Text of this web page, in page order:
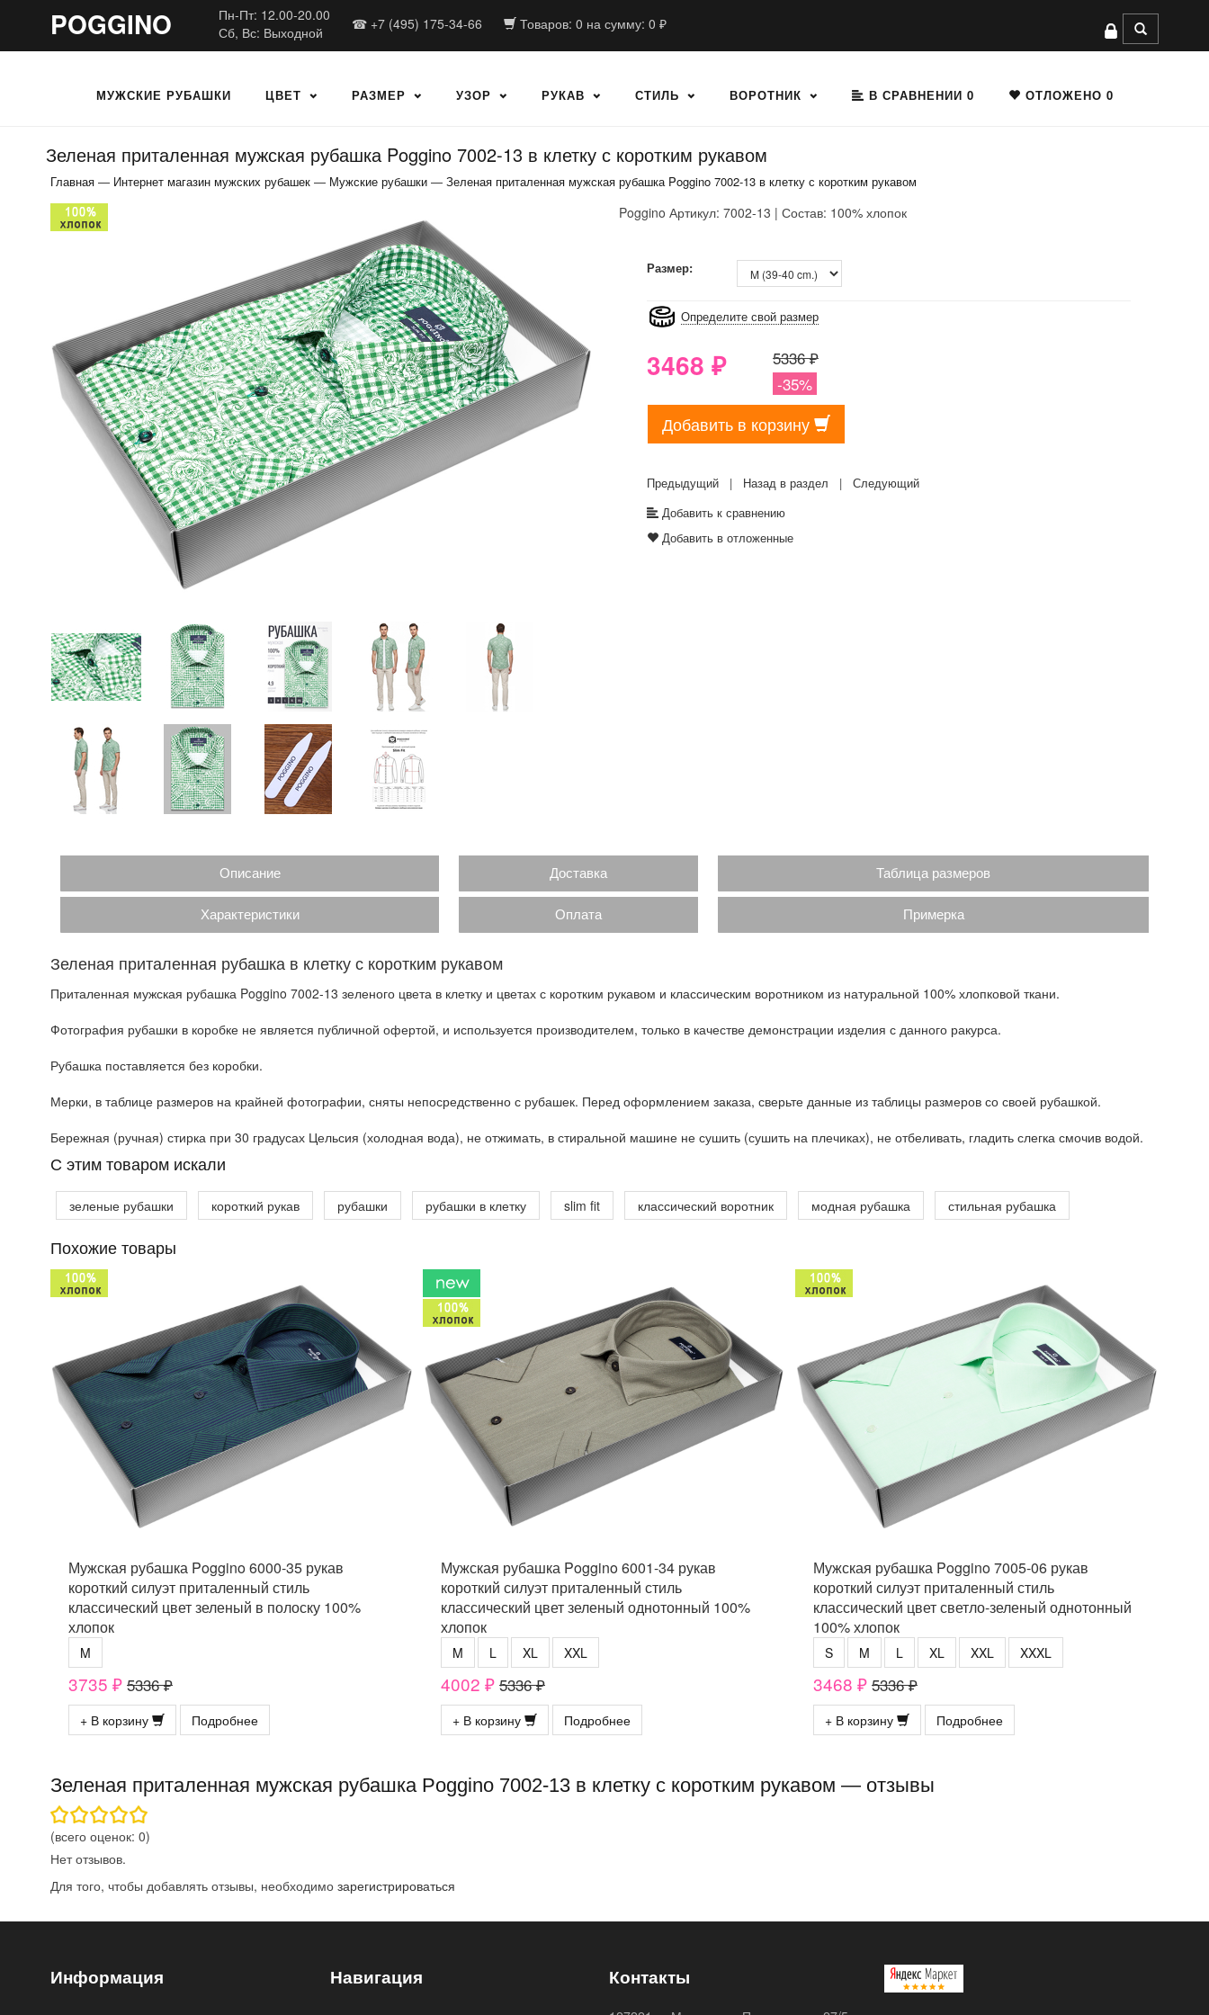
POGGINO
Пн-Пт: 12.00-20.00
Сб, Вс: Выходной
☎ +7 (495) 175-34-66 Товаров: 0 на сумму: 0 ₽
МУЖСКИЕ РУБАШКИ ЦВЕТ РАЗМЕР УЗОР РУКАВ СТИЛЬ ВОРОТНИК В СРАВНЕНИИ 0 ОТЛОЖЕНО 0
Зеленая приталенная мужская рубашка Poggino 7002-13 в клетку с коротким рукавом
Главная — Интернет магазин мужских рубашек — Мужские рубашки — Зеленая приталенная мужская рубашка Poggino 7002-13 в клетку с коротким рукавом
Poggino Артикул: 7002-13 | Состав: 100% хлопок
Размер:
Определите свой размер
3468 ₽
5336 ₽
-35%
Добавить в корзину
Предыдущий | Назад в раздел | Следующий
Добавить к сравнению
Добавить в отложенные
Описание Доставка Таблица размеров
Характеристики Оплата Примерка
Зеленая приталенная рубашка в клетку с коротким рукавом
Приталенная мужская рубашка Poggino 7002-13 зеленого цвета в клетку и цветах с коротким рукавом и классическим воротником из натуральной 100% хлопковой ткани.
Фотография рубашки в коробке не является публичной офертой, и используется производителем, только в качестве демонстрации изделия с данного ракурса.
Рубашка поставляется без коробки.
Мерки, в таблице размеров на крайней фотографии, сняты непосредственно с рубашек. Перед оформлением заказа, сверьте данные из таблицы размеров со своей рубашкой.
Бережная (ручная) стирка при 30 градусах Цельсия (холодная вода), не отжимать, в стиральной машине не сушить (сушить на плечиках), не отбеливать, гладить слегка смочив водой.
C этим товаром искали
зеленые рубашки короткий рукав рубашки рубашки в клетку slim fit классический воротник модная рубашка стильная рубашка
Похожие товары
Мужская рубашка Poggino 6000-35 рукав
короткий силуэт приталенный стиль
классический цвет зеленый в полоску 100%
хлопок
M
3735 ₽ 5336 ₽
+ В корзину Подробнее
Мужская рубашка Poggino 6001-34 рукав
короткий силуэт приталенный стиль
классический цвет зеленый однотонный 100%
хлопок
M L XL XXL
4002 ₽ 5336 ₽
+ В корзину Подробнее
Мужская рубашка Poggino 7005-06 рукав
короткий силуэт приталенный стиль
классический цвет светло-зеленый однотонный
100% хлопок
S M L XL XXL XXXL
3468 ₽ 5336 ₽
+ В корзину Подробнее
Зеленая приталенная мужская рубашка Poggino 7002-13 в клетку с коротким рукавом — отзывы
(всего оценок: 0)
Нет отзывов.
Для того, чтобы добавлять отзывы, необходимо зарегистрироваться
Информация Навигация Контакты